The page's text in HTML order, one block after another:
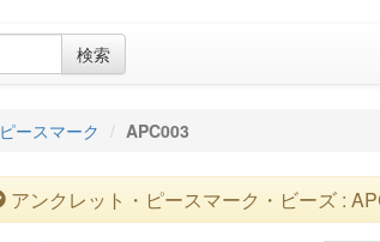
検索
ピースマーク APC003
アンクレット・ピースマーク・ビーズ :